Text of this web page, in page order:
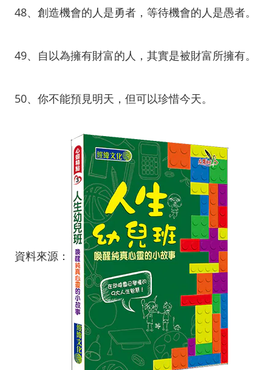
48、創造機會的人是勇者，等待機會的人是愚者。
49、自以為擁有財富的人，其實是被財富所擁有。
50、你不能預見明天，但可以珍惜今天。
資料來源：